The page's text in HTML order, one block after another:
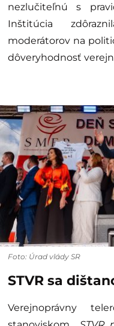
nezlučiteľnú s
Inštitúcia
moderátorov na
dôveryhodnosť
Foto: Úrad vlády SR
STVR sa
Verejnoprávny